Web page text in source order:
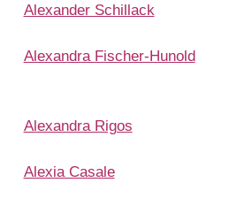
Alexander Schillack
Alexandra Fischer-Hunold
Alexandra Rigos
Alexia Casale